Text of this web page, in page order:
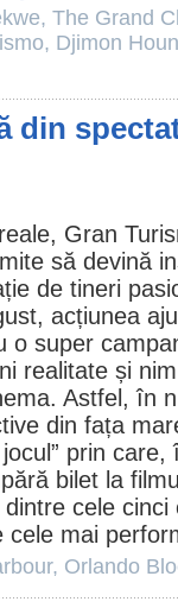
, The Grand
, Djimon
din
Gran
să devină
de tineri
acțiunea
o super
realitate și
. Astfel, în
din fața
” prin care,
bilet la
cele cinci
cele mai
, Orlando